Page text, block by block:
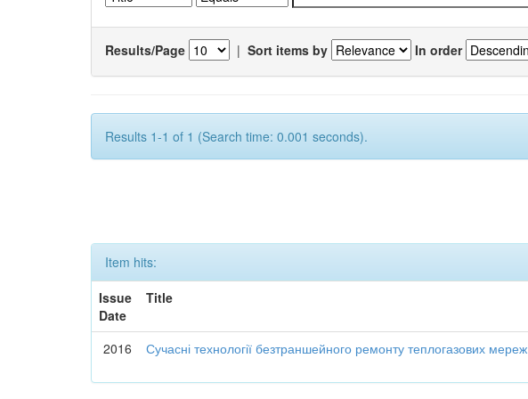
Results/Page | Sort items by In order
Results 1-1 of 1 (Search time: 0.001 seconds).
Item hits:
Issue
Date
Title
2016 Сучасні технології безтраншейного ремонту теплогазових мереж